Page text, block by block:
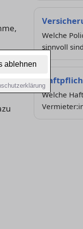
ablehnen
Welche
sinnvoll
Welche